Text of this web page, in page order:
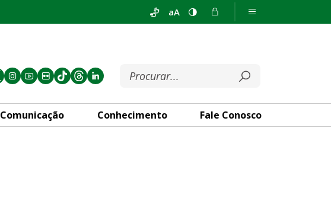
aA
Comunicação Conhecimento Fale Conosco